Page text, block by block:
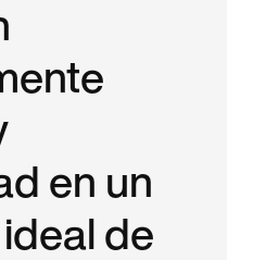
en un
de